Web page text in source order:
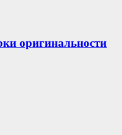
оригинальности